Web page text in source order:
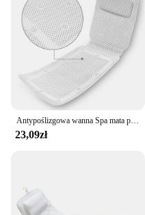
Antypoślizgowa wanna Spa mata podkład na materac pianka PVC oddychająca siatka 3D warstwy poduszka do kąpieli z poduszką poduszka do wanny całego ciała
23,09zł